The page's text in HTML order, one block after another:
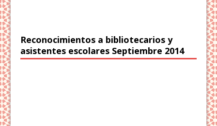
Reconocimientos a bibliotecarios y
asistentes escolares Septiembre 2014